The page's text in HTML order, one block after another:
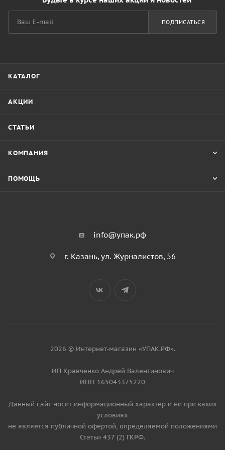
ПОДПИСАТЬСЯ
КАТАЛОГ
АКЦИИ
СТАТЬИ
КОМПАНИЯ
ПОМОЩЬ
info@упак.рф
г. Казань, ул. Журналистов, 56
2026 © Интернет-магазин «УПАК.РФ».
ИП Кравченко Андрей Валентинович
ИНН 165043375220
Данный сайт носит информационный характер и ни при каких
условиях
не является публичной офертой, определяемой положениями
Статьи 437 (2) ГКРФ.